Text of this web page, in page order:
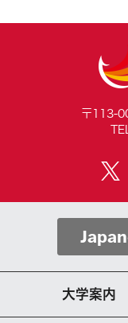
〒113-
大学案内